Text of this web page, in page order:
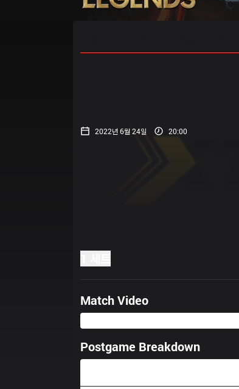
2022년 6월 24일 20:00
Match Video
Postgame Breakdown